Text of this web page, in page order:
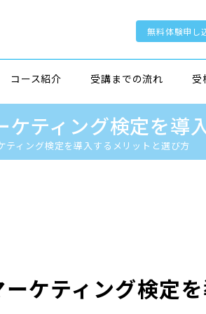
無料体験申し
コース紹介 受講までの流れ 受
ケティング検定を導
ティング検定を導入するメリットと選び方
ケティング検定